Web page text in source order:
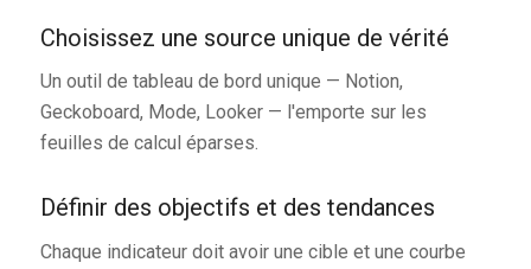
Choisissez une source unique de vérité
Un outil de tableau de bord unique — Notion,
Geckoboard, Mode, Looker — l'emporte sur les
feuilles de calcul éparses.
Définir des objectifs et des tendances
Chaque indicateur doit avoir une cible et une courbe